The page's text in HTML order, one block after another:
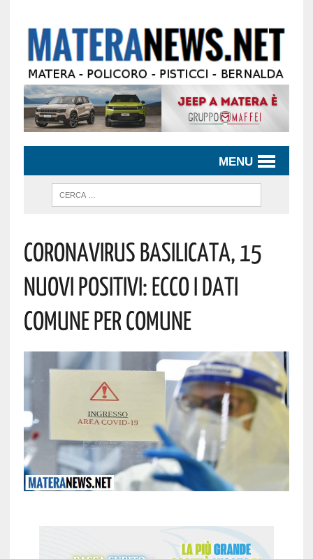
MENU
Coronavirus Basilicata, 15
Nuovi Positivi: Ecco I Dati
Comune Per Comune